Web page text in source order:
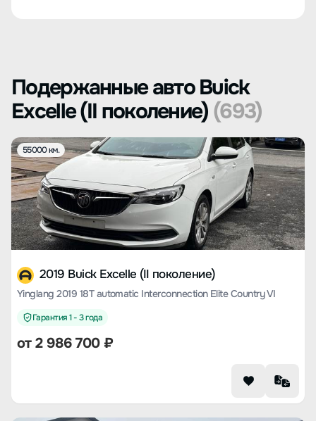
Подержанные авто Buick
Excelle (II поколение) (693)
55000 км.
2019 Buick Excelle (II поколение)
Yinglang 2019 18T automatic Interconnection Elite Country VI
Гарантия 1 - 3 года
от2 986 700₽